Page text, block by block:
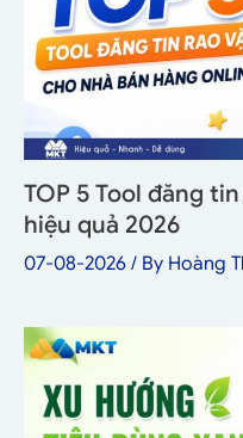
TOP 5 Tool đăng
hiệu quả 2026
07-08-2026 / By Hoàng